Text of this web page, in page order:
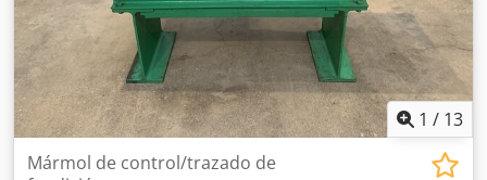
1 / 13
Mármol de control/trazado de